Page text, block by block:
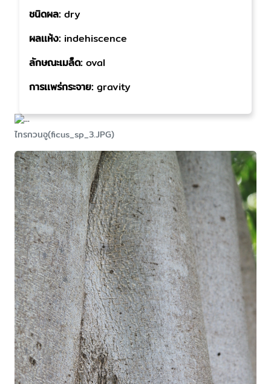
ชนิดผล: dry
ผลเเห้ง: indehiscence
ลักษณะเมล็ด: oval
การเเพร่กระจาย: gravity
ไทรกวนอู(ficus_sp_3.JPG)